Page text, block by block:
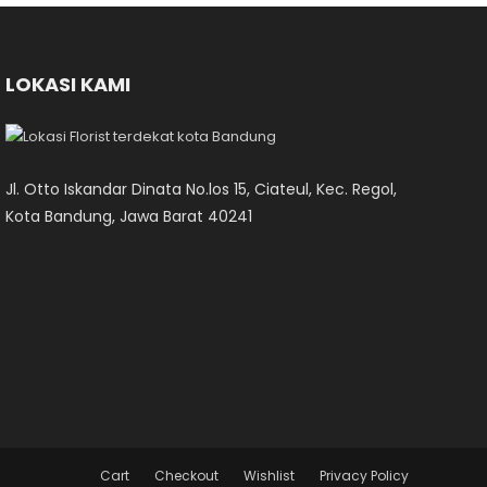
LOKASI KAMI
Jl. Otto Iskandar Dinata No.los 15, Ciateul, Kec. Regol,
Kota Bandung, Jawa Barat 40241
Cart Checkout Wishlist Privacy Policy